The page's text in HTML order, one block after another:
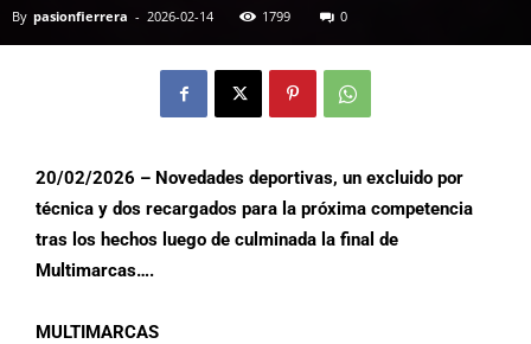
By pasionfierrera - 2026-02-14 1799 0
20/02/2026 – Novedades deportivas, un excluido por
técnica y dos recargados para la próxima competencia
tras los hechos luego de culminada la final de
Multimarcas….
MULTIMARCAS